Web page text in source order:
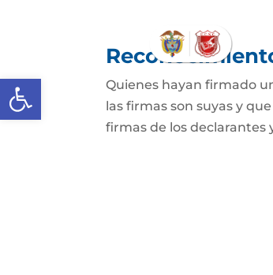
Abrir barra de herramientasQuienes hayan firmado
las firmas son suyas y
firmas de los declarantes